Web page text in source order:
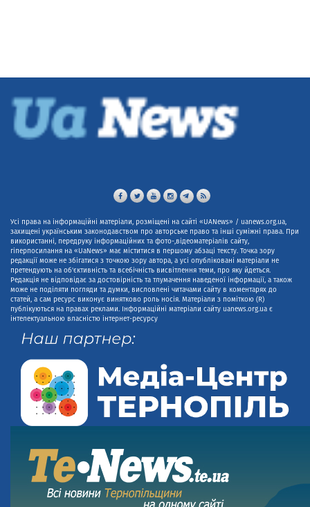
Усі права на інформаційні матеріали, розміщені на сайті «UANews» / uanews.org.ua,
захищені українським законодавством про авторське право та інші суміжні права. При
використанні, передруку інформаційних та фото-,відеоматеріалів сайту,
гіперпосилання на «UaNews» має міститися в першому абзаці тексту. Точка зору
редакції може не збігатися з точкою зору автора, а усі опубліковані матеріали не
претендують на об'єктивність та всебічність висвітлення теми, про яку йдеться.
Редакція не відповідає за достовірність та тлумачення наведеної інформації, а також
може не поділяти погляди та думки, висловлені читачами сайту в коментарях до
статей, а сам ресурс виконує винятково роль носія. Матеріали з поміткою (R)
публікуються на правах реклами. Інформаційні матеріали сайту uanews.org.ua є
інтелектуальною власністю інтернет-ресурсу